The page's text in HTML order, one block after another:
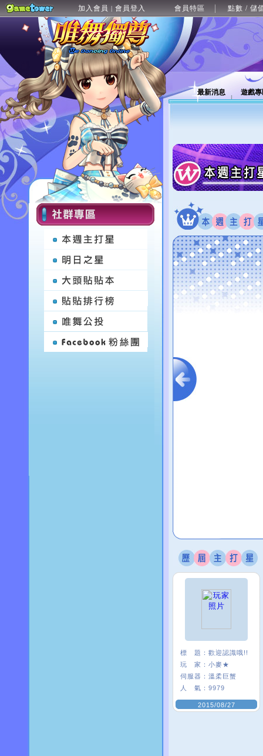
加入會員 | 會員登入 會員特區 點數 / 儲
最新消息 遊戲
標 題： 歡迎認識哦!!
玩 家： 小麥★
伺服器： 溫柔巨蟹
人 氣： 9979
2015/08/27